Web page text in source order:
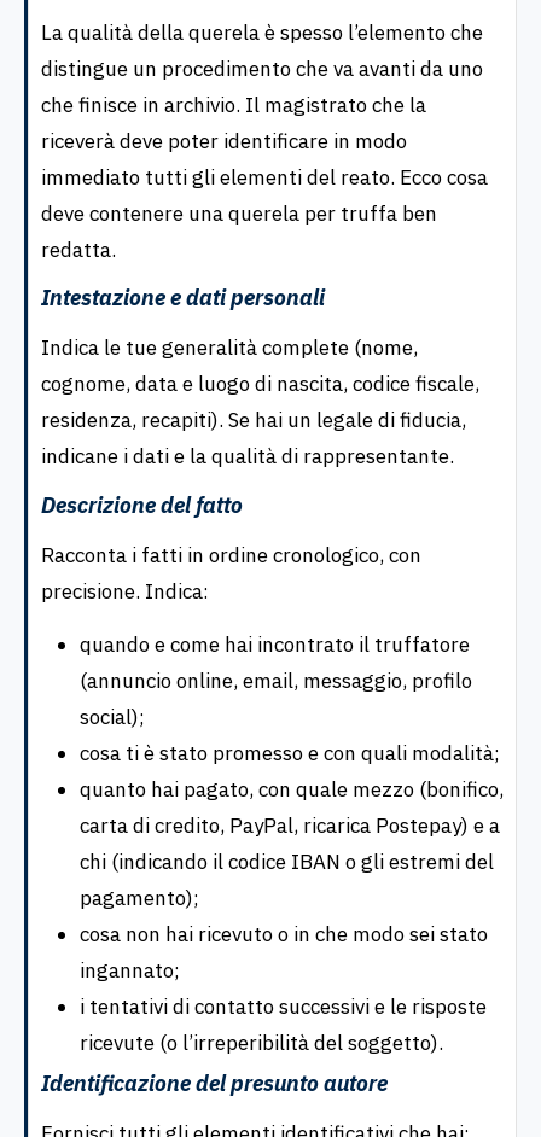
La qualità della querela è spesso l’elemento che
distingue un procedimento che va avanti da uno
che finisce in archivio. Il magistrato che la
riceverà deve poter identificare in modo
immediato tutti gli elementi del reato. Ecco cosa
deve contenere una querela per truffa ben
redatta.
Intestazione e dati personali
Indica le tue generalità complete (nome,
cognome, data e luogo di nascita, codice fiscale,
residenza, recapiti). Se hai un legale di fiducia,
indicane i dati e la qualità di rappresentante.
Descrizione del fatto
Racconta i fatti in ordine cronologico, con
precisione. Indica:
quando e come hai incontrato il truffatore
(annuncio online, email, messaggio, profilo
social);
cosa ti è stato promesso e con quali modalità;
quanto hai pagato, con quale mezzo (bonifico,
carta di credito, PayPal, ricarica Postepay) e a
chi (indicando il codice IBAN o gli estremi del
pagamento);
cosa non hai ricevuto o in che modo sei stato
ingannato;
i tentativi di contatto successivi e le risposte
ricevute (o l’irreperibilità del soggetto).
Identificazione del presunto autore